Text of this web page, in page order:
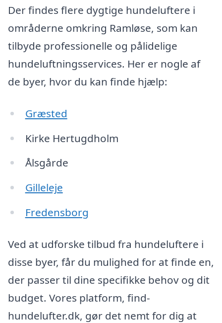
Der findes flere dygtige hundeluftere i
områderne omkring Ramløse, som kan
tilbyde professionelle og pålidelige
hundeluftningsservices. Her er nogle af
de byer, hvor du kan finde hjælp:
Græsted
Kirke Hertugdholm
Ålsgårde
Gilleleje
Fredensborg
Ved at udforske tilbud fra hundeluftere i
disse byer, får du mulighed for at finde en,
der passer til dine specifikke behov og dit
budget. Vores platform, find-
hundelufter.dk, gør det nemt for dig at